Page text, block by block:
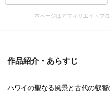
本ページはアフィリエイトプ
作品紹介・あらすじ
ハワイの聖なる風景と古代の叡